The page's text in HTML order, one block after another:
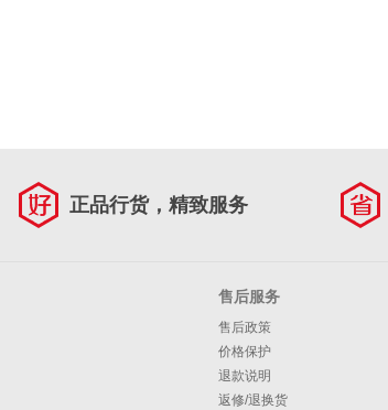
正品行货，精致服务
售后服务
售后政策
价格保护
退款说明
返修/退换货